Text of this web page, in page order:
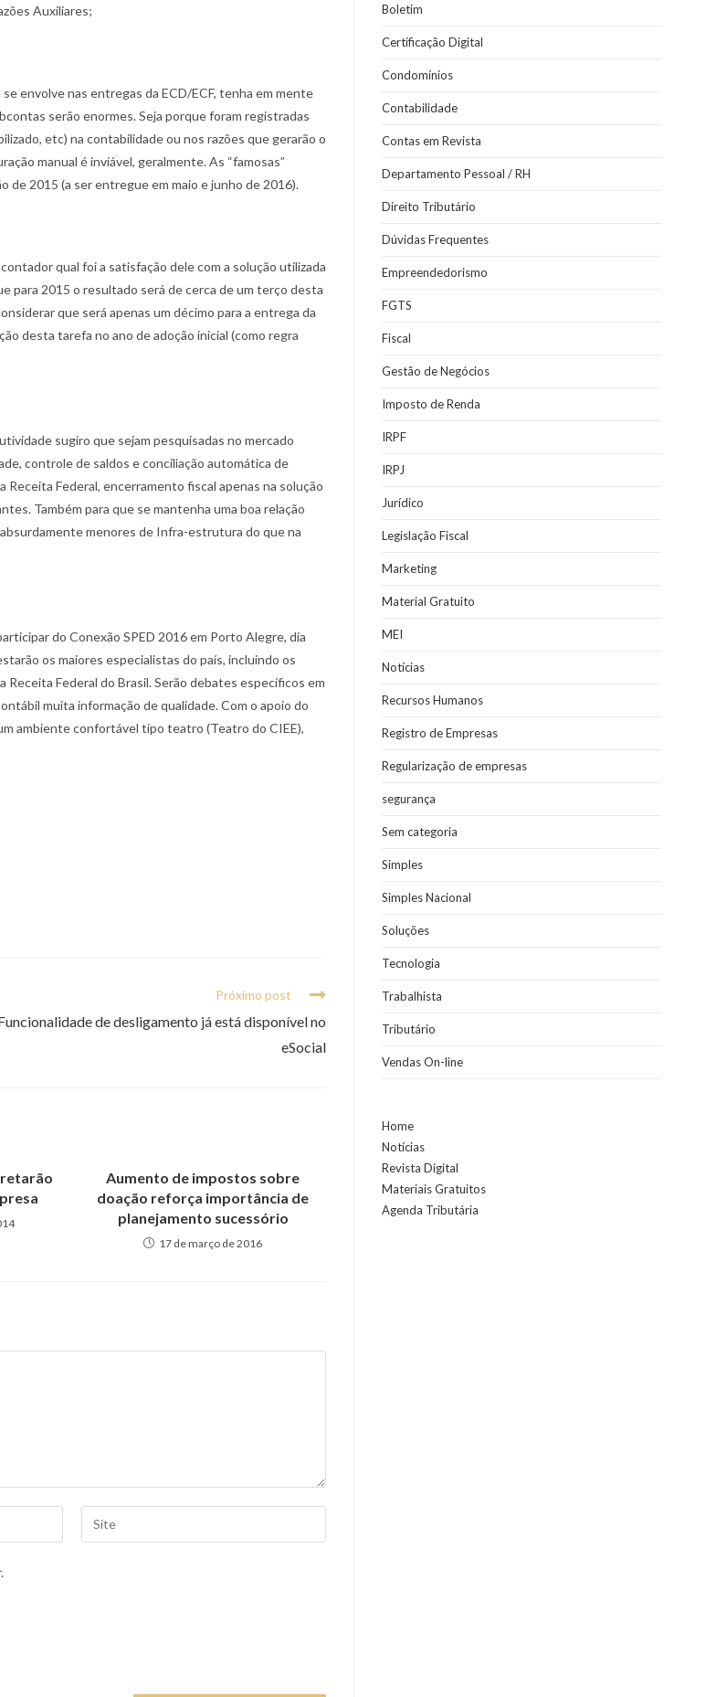
Auxiliares;
envolve nas entregas da ECD/ECF, tenha em mente
serão enormes. Seja porque foram registradas
etc) na contabilidade ou nos razões que gerarão o
manual é inviável, geralmente. As “famosas”
de 2015 (a ser entregue em maio e junho de 2016).
qual foi a satisfação dele com a solução utilizada
para 2015 o resultado será de cerca de um terço desta
que será apenas um décimo para a entrega da
desta tarefa no ano de adoção inicial (como regra
sugiro que sejam pesquisadas no mercado
controle de saldos e conciliação automática de
Federal, encerramento fiscal apenas na solução
Também para que se mantenha uma boa relação
menores de Infra-estrutura do que na
do Conexão SPED 2016 em Porto Alegre, dia
os maiores especialistas do país, incluindo os
Receita Federal do Brasil. Serão debates específicos em
muita informação de qualidade. Com o apoio do
ambiente confortável tipo teatro (Teatro do CIEE),
Próximo post
de desligamento já está disponível no
eSocial
Aumento de impostos sobre
doação reforça importância de
planejamento sucessório
17 de março de 2016
Boletim
Certificação Digital
Condomínios
Contabilidade
Contas em Revista
Departamento Pessoal / RH
Direito Tributário
Dúvidas Frequentes
Empreendedorismo
FGTS
Fiscal
Gestão de Negócios
Imposto de Renda
IRPF
IRPJ
Jurídico
Legislação Fiscal
Marketing
Material Gratuito
MEI
Notícias
Recursos Humanos
Registro de Empresas
Regularização de empresas
segurança
Sem categoria
Simples
Simples Nacional
Soluções
Tecnologia
Trabalhista
Tributário
Vendas On-line
Home
Notícias
Revista Digital
Materiais Gratuitos
Agenda Tributária